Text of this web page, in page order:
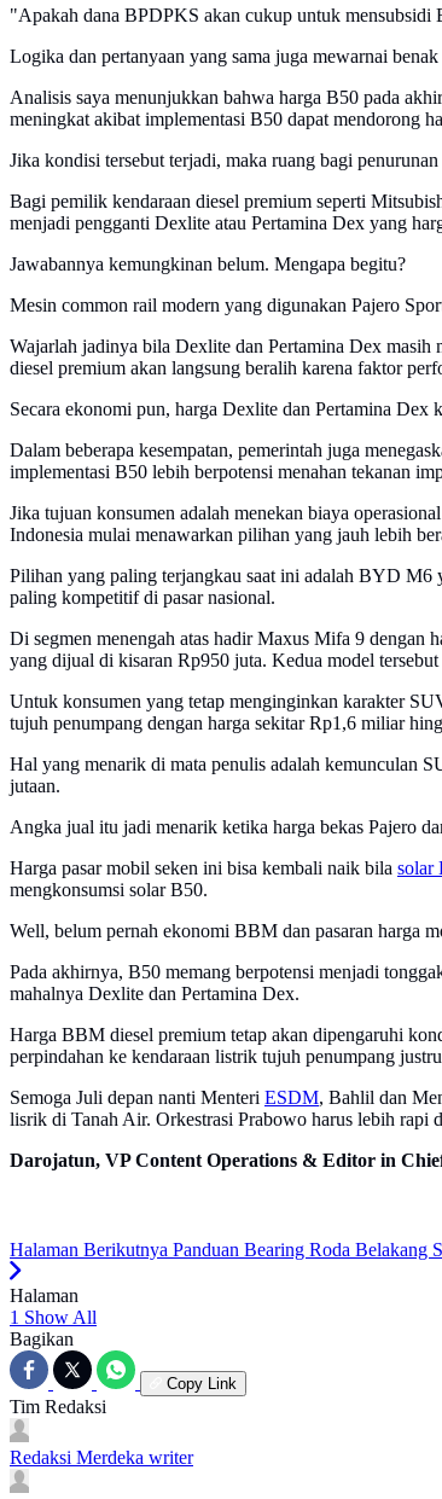
"Apakah dana BPDPKS akan cukup untuk
Logika dan pertanyaan yang sama juga mewarnai
Analisis saya menunjukkan bahwa harga B50 pada
meningkat akibat implementasi B50 dapat mendorong
Jika kondisi tersebut terjadi, maka ruang bagi
Bagi pemilik kendaraan diesel premium seperti
menjadi pengganti Dexlite atau Pertamina Dex yang
Jawabannya kemungkinan belum. Mengapa begitu?
Mesin common rail modern yang digunakan Pajero
Wajarlah jadinya bila Dexlite dan Pertamina Dex masih
diesel premium akan langsung beralih karena faktor
Secara ekonomi pun, harga Dexlite dan Pertamina
Dalam beberapa kesempatan, pemerintah juga
implementasi B50 lebih berpotensi menahan tekanan
Jika tujuan konsumen adalah menekan biaya
Indonesia mulai menawarkan pilihan yang jauh lebih
Pilihan yang paling terjangkau saat ini adalah BYD M6
paling kompetitif di pasar nasional.
Di segmen menengah atas hadir Maxus Mifa 9 dengan
yang dijual di kisaran Rp950 juta. Kedua model
Untuk konsumen yang tetap menginginkan karakter
tujuh penumpang dengan harga sekitar Rp1,6 miliar
Hal yang menarik di mata penulis adalah kemunculan
jutaan.
Angka jual itu jadi menarik ketika harga bekas Pajero
Harga pasar mobil seken ini bisa kembali naik bila solar
mengkonsumsi solar B50.
Well, belum pernah ekonomi BBM dan pasaran harga
Pada akhirnya, B50 memang berpotensi menjadi
mahalnya Dexlite dan Pertamina Dex.
Harga BBM diesel premium tetap akan dipengaruhi
perpindahan ke kendaraan listrik tujuh penumpang
Semoga Juli depan nanti Menteri ESDM, Bahlil dan
lisrik di Tanah Air. Orkestrasi Prabowo harus lebih rapi
Darojatun, VP Content Operations & Editor in
Halaman Berikutnya Panduan Bearing Roda Belakang
Halaman
1 Show All
Bagikan
Copy Link
Tim Redaksi
Redaksi Merdeka writer